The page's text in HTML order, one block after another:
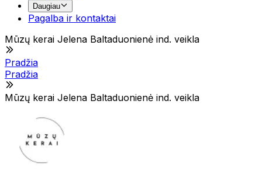
Daugiau
Pagalba ir kontaktai
Mūzų kerai Jelena Baltaduonienė ind. veikla
Pradžia
Pradžia
Mūzų kerai Jelena Baltaduonienė ind. veikla